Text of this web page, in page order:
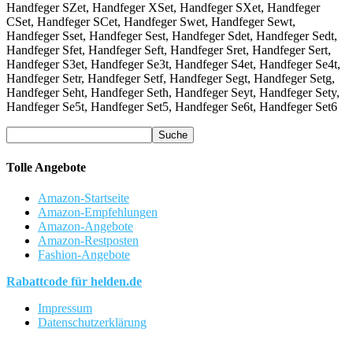
Handfeger SZet, Handfeger XSet, Handfeger SXet, Handfeger
CSet, Handfeger SCet, Handfeger Swet, Handfeger Sewt,
Handfeger Sset, Handfeger Sest, Handfeger Sdet, Handfeger Sedt,
Handfeger Sfet, Handfeger Seft, Handfeger Sret, Handfeger Sert,
Handfeger S3et, Handfeger Se3t, Handfeger S4et, Handfeger Se4t,
Handfeger Setr, Handfeger Setf, Handfeger Segt, Handfeger Setg,
Handfeger Seht, Handfeger Seth, Handfeger Seyt, Handfeger Sety,
Handfeger Se5t, Handfeger Set5, Handfeger Se6t, Handfeger Set6
Tolle Angebote
Amazon-Startseite
Amazon-Empfehlungen
Amazon-Angebote
Amazon-Restposten
Fashion-Angebote
Rabattcode für helden.de
Impressum
Datenschutzerklärung